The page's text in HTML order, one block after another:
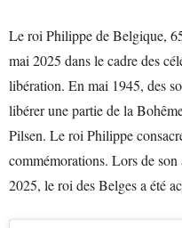
Le roi Philippe de Belgique,
mai 2025 dans le cadre des
libération. En mai 1945, des
libérer une partie de la
Pilsen. Le roi Philippe
commémorations. Lors de
2025, le roi des Belges a été